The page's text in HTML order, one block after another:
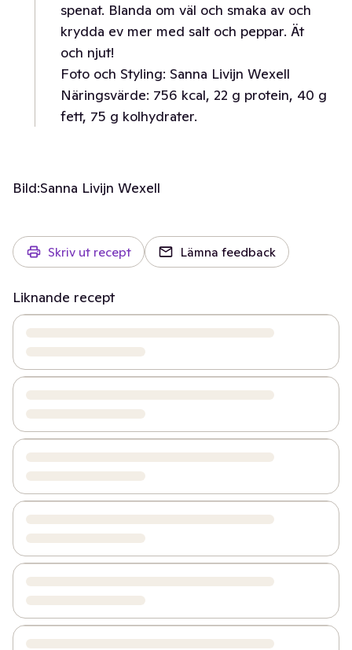
spenat. Blanda om väl och smaka av och
krydda ev mer med salt och peppar. Ät
och njut!
Foto och Styling: Sanna Livijn Wexell
Näringsvärde: 756 kcal, 22 g protein, 40 g
fett, 75 g kolhydrater.
Bild:Sanna Livijn Wexell
Skriv ut recept Lämna feedback
Liknande recept